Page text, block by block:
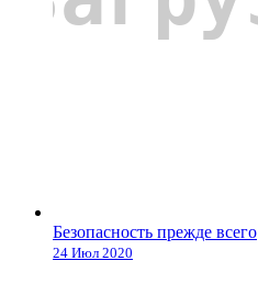
Безопасность прежде всего
24 Июл 2020